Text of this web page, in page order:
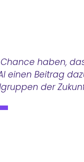
haben,
einen Beitrag
der